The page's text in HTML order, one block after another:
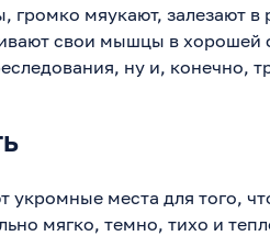
мяукают, залезают в
свои мышцы в хорошей
ну и, конечно,
места для того,
мягко, темно, тихо и